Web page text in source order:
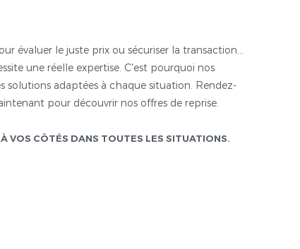
évaluer le juste prix ou sécuriser la transaction...
une réelle expertise. C'est pourquoi nos
solutions adaptées à chaque situation. Rendez-
pour découvrir nos offres de reprise.
VOS CÔTÉS DANS TOUTES LES SITUATIONS.